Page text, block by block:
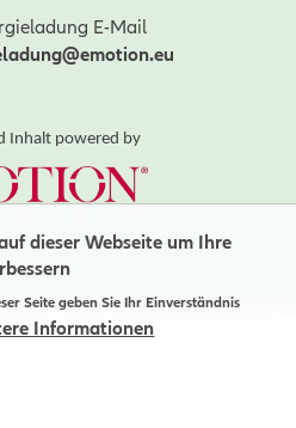
E-Mail
Inhalt powered by
dieser Webseite um Ihre
Seite geben Sie Ihr Einverständnis
Informationen